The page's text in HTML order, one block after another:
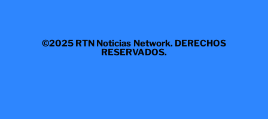
©2025 RTN Noticias Network. DERECHOS
RESERVADOS.